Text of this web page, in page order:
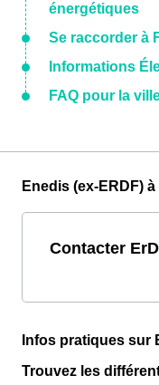
énergétiques
Se raccorder à
Informations
FAQ pour la
Enedis (ex-ERDF)
Contacter
Infos pratiques sur
Trouvez les